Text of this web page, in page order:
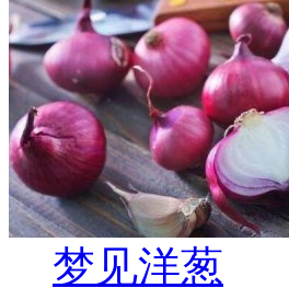
梦见洋葱